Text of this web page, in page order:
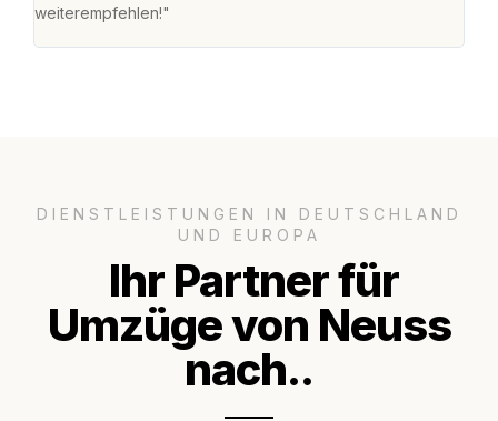
weiterempfehlen!"
DIENSTLEISTUNGEN IN DEUTSCHLAND
UND EUROPA
Ihr Partner für
Umzüge von Neuss
nach..